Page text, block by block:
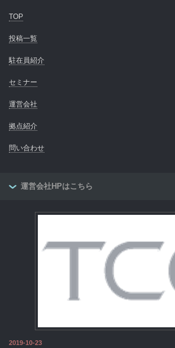
TOP
投稿一覧
駐在員紹介
セミナー
運営会社
拠点紹介
問い合わせ
運営会社HPはこちら
2019-10-23